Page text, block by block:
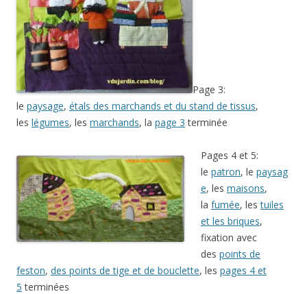
Page 3:
le paysage, étals des marchands et du stand de tissus,
les légumes, les marchands, la page 3 terminée
Pages 4 et 5:
le patron, le paysag
e, les maisons,
la fumée, lestuiles
et les briques,
fixation avec
des points de
feston, des points de tige et de bouclette, les pages 4 et
5 terminées